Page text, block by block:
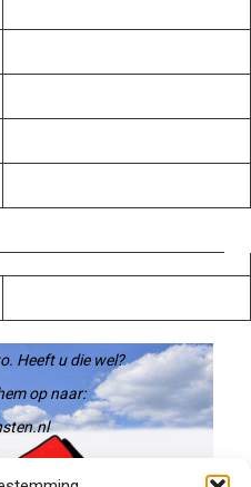
Heeft u die wel?
op naar: